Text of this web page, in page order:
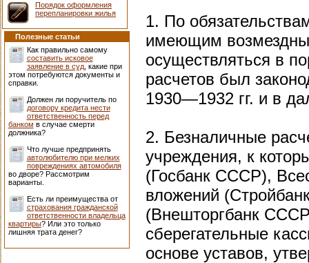
Порядок оформления
перепланировки жилья
Полезные статьи
Как правильно самому
составить исковое
заявление в суд, какие при
этом потребуются документы и
справки.
Должен ли поручитель по
договору кредита нести
ответственность перед
банком в случае смерти
должника?
Что лучше предпринять
автолюбителю при мелких
повреждениях автомобиля
во дворе? Рассмотрим
варианты.
Есть ли преимущества от
страхования гражданской
ответственности владельца
квартиры? Или это только
лишняя трата денег?
1. По
имеющим
осуществляться в
расчетов был
1930—1932 гг. и в
2. Безналичные
учреждения, к
(Госбанк СССР),
вложений
(Внешторгбанк
сберегательные
основе уставов,